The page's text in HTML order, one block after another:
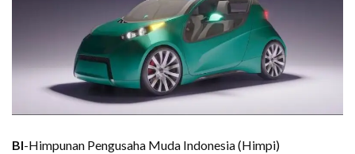
BI-Himpunan Pengusaha Muda Indonesia (Himpi)